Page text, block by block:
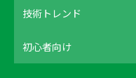
技術トレンド
初心者向け